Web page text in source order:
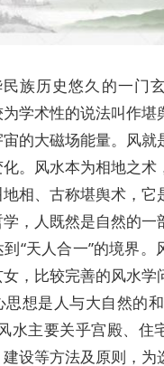
族历史悠久的一门
为学术性的说法叫作
的大磁场能量。风就
。风水本为相地之术
地相、古称堪舆术 ，
，人既然是自然的一
“天人合一”的境界。
女 ，比较完善的风水
想是人与大自然的
水主要关乎宫殿、住
设等方法及原则，为